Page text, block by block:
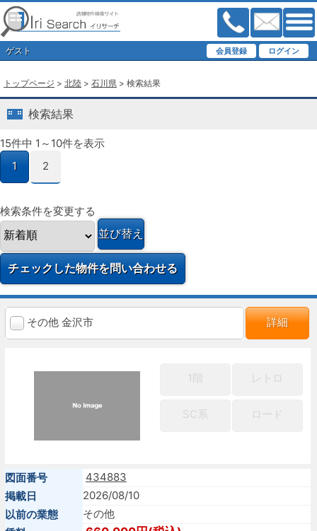
ゲスト
トップページ > 北陸 > 石川県 > 検索結果
検索結果
15件中 1～10件を表示
1
2
検索条件を変更する
その他 金沢市 詳細
1階 レトロ
SC系 ロード
図面番号
434883
掲載日
2026/08/10
以前の業態
その他